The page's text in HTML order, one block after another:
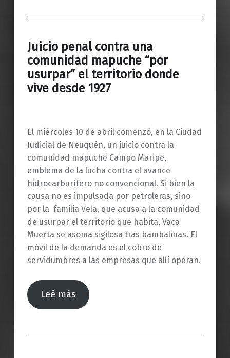
Juicio penal contra una
comunidad mapuche “por
usurpar” el territorio donde
vive desde 1927
El miércoles 10 de abril comenzó, en la Ciudad
Judicial de Neuquén, un juicio contra la
comunidad mapuche Campo Maripe,
emblema de la lucha contra el avance
hidrocarburífero no convencional. Si bien la
causa no es impulsada por petroleras, sino
por la familia Vela, que acusa a la comunidad
de usurpar el territorio que habita, Vaca
Muerta se asoma sigilosa tras bambalinas. El
móvil de la demanda es el cobro de
servidumbres a las empresas que allí operan.
Leé más